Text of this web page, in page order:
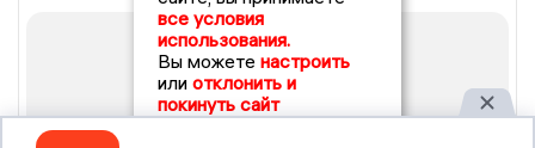
все условия
использования.
Вы можете настроить
или отклонить и
покинуть сайт